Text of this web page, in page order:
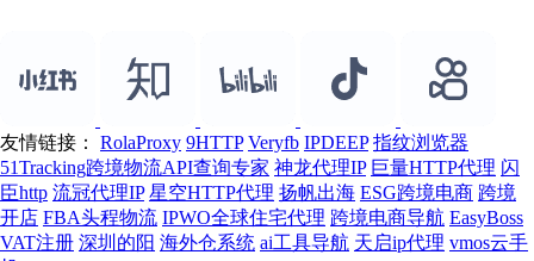
友情链接： RolaProxy 9HTTP Veryfb IPDEEP 指纹浏览器
51Tracking跨境物流API查询专家 神龙代理IP 巨量HTTP代理 闪
臣http 流冠代理IP 星空HTTP代理 扬帆出海 ESG跨境电商 跨境
开店 FBA头程物流 IPWO全球住宅代理 跨境电商导航 EasyBoss
VAT注册 深圳的阳 海外仓系统 ai工具导航 天启ip代理 vmos云手